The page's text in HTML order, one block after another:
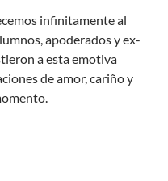
infinitamente al
apoderados y ex-
a esta emotiva
de amor, cariño y